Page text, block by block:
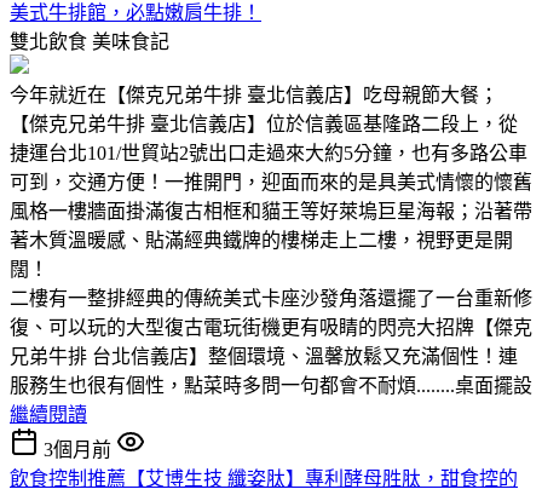
美式牛排館，必點嫩肩牛排！
雙北飲食 美味食記
今年就近在【傑克兄弟牛排 臺北信義店】吃母親節大餐；
【傑克兄弟牛排 臺北信義店】位於信義區基隆路二段上，從
捷運台北101/世貿站2號出口走過來大約5分鐘，也有多路公車
可到，交通方便！一推開門，迎面而來的是具美式情懷的懷舊
風格一樓牆面掛滿復古相框和貓王等好萊塢巨星海報；沿著帶
著木質溫暖感、貼滿經典鐵牌的樓梯走上二樓，視野更是開
闊！
二樓有一整排經典的傳統美式卡座沙發角落還擺了一台重新修
復、可以玩的大型復古電玩街機更有吸睛的閃亮大招牌【傑克
兄弟牛排 台北信義店】整個環境、溫馨放鬆又充滿個性！連
服務生也很有個性，點菜時多問一句都會不耐煩........桌面擺設
繼續閱讀
3個月前
飲食控制推薦【艾博生技 纖姿肽】專利酵母胜肽，甜食控的